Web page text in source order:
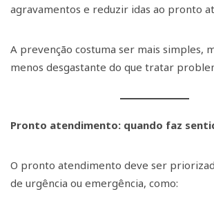
agravamentos e reduzir idas ao pronto
A prevenção costuma ser mais simples,
menos desgastante do que tratar
Pronto atendimento: quando faz
O pronto atendimento deve ser
de urgência ou emergência, como: